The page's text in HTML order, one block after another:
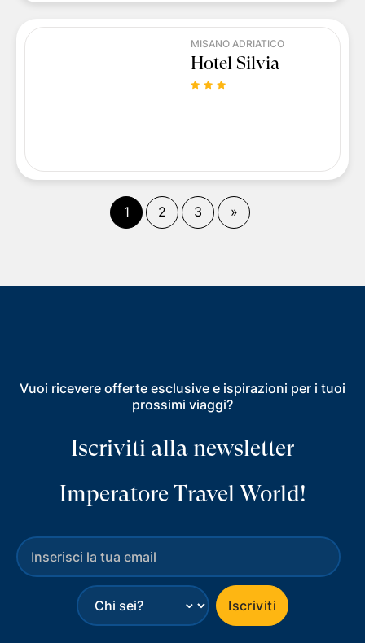
MISANO ADRIATICO
Hotel Silvia
1( corrente)
2 3 »Fine
Vuoi ricevere offerte esclusive e ispirazioni per i tuoi
prossimi viaggi?
Iscriviti alla newsletter
Imperatore Travel World!
⌄ Iscriviti